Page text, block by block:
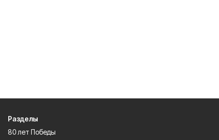
Разделы
80 лет Победы